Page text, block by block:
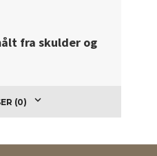
fra skulder og
(0)